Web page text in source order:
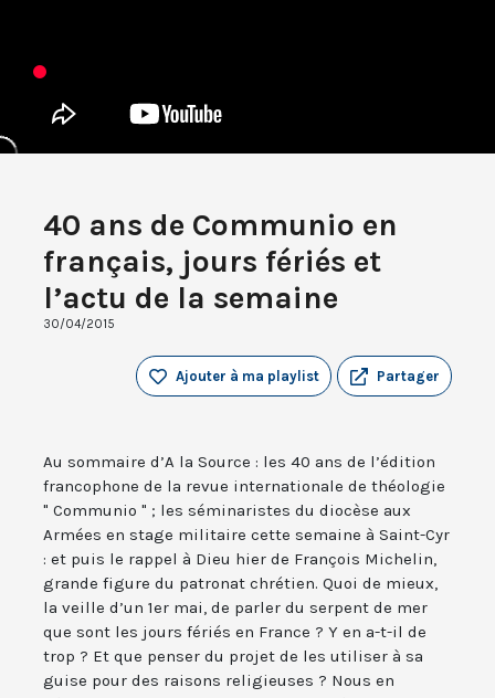
40 ans de Communio en
français, jours fériés et
l’actu de la semaine
30/04/2015
Partager
Ajouter à ma playlist
Au sommaire d’A la Source : les 40 ans de l’édition
francophone de la revue internationale de théologie
" Communio " ; les séminaristes du diocèse aux
Armées en stage militaire cette semaine à Saint-Cyr
: et puis le rappel à Dieu hier de François Michelin,
grande figure du patronat chrétien. Quoi de mieux,
la veille d’un 1er mai, de parler du serpent de mer
que sont les jours fériés en France ? Y en a-t-il de
trop ? Et que penser du projet de les utiliser à sa
guise pour des raisons religieuses ? Nous en